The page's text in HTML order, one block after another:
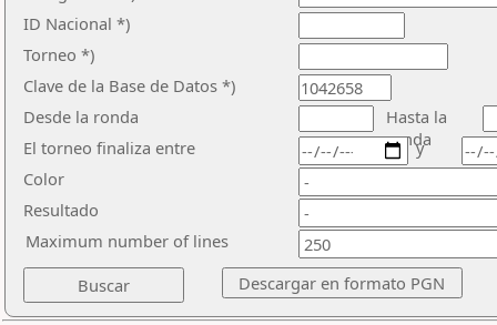
ID Nacional *)
Torneo *)
Clave de la Base de Datos *)
Desde la ronda
Hasta la
ronda
El torneo finaliza entre
Color
Resultado
y
Maximum number of lines